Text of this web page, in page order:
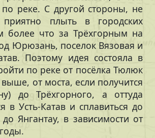
реке. С другой стороны, не
плыть в городских
более что за Трёхгорным на
Юрюзань, поселок Вязовая и
Поэтому идея состояла в
по реке от посёлка Тюлюк
от моста, если получится
до Трёхгорного, а оттуда
в Усть-Катав и сплавиться до
Янгантау, в зависимости от